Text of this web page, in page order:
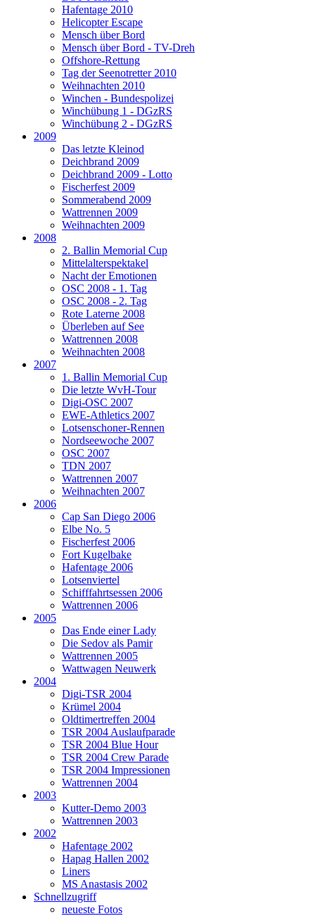
Hafentage 2010
Helicopter Escape
Mensch über Bord
Mensch über Bord - TV-Dreh
Offshore-Rettung
Tag der Seenotretter 2010
Weihnachten 2010
Winchen - Bundespolizei
Winchübung 1 - DGzRS
Winchübung 2 - DGzRS
2009
Das letzte Kleinod
Deichbrand 2009
Deichbrand 2009 - Lotto
Fischerfest 2009
Sommerabend 2009
Wattrennen 2009
Weihnachten 2009
2008
2. Ballin Memorial Cup
Mittelalterspektakel
Nacht der Emotionen
OSC 2008 - 1. Tag
OSC 2008 - 2. Tag
Rote Laterne 2008
Überleben auf See
Wattrennen 2008
Weihnachten 2008
2007
1. Ballin Memorial Cup
Die letzte WvH-Tour
Digi-OSC 2007
EWE-Athletics 2007
Lotsenschoner-Rennen
Nordseewoche 2007
OSC 2007
TDN 2007
Wattrennen 2007
Weihnachten 2007
2006
Cap San Diego 2006
Elbe No. 5
Fischerfest 2006
Fort Kugelbake
Hafentage 2006
Lotsenviertel
Schifffahrtsessen 2006
Wattrennen 2006
2005
Das Ende einer Lady
Die Sedov als Pamir
Wattrennen 2005
Wattwagen Neuwerk
2004
Digi-TSR 2004
Krümel 2004
Oldtimertreffen 2004
TSR 2004 Auslaufparade
TSR 2004 Blue Hour
TSR 2004 Crew Parade
TSR 2004 Impressionen
Wattrennen 2004
2003
Kutter-Demo 2003
Wattrennen 2003
2002
Hafentage 2002
Hapag Hallen 2002
Liners
MS Anastasis 2002
Schnellzugriff
neueste Fotos